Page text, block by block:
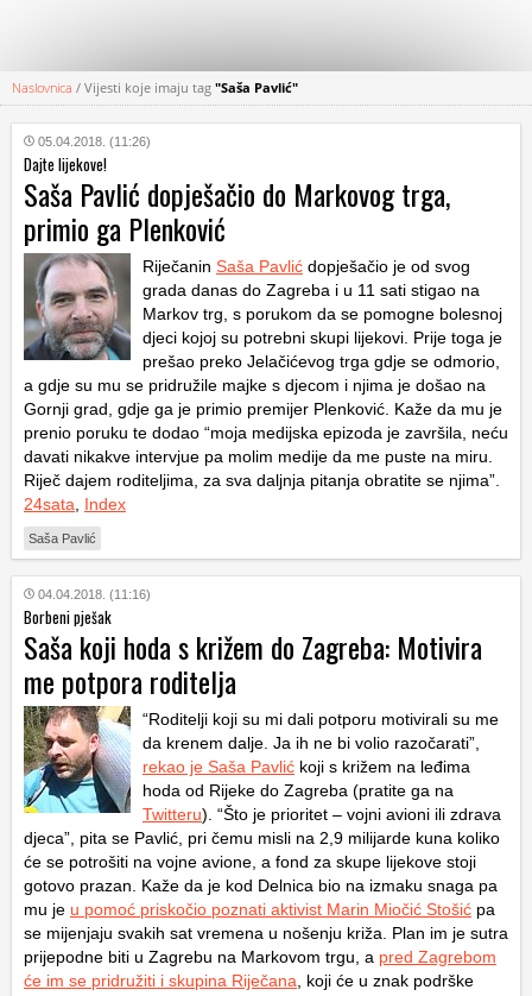
KATEGORIJE
HRVATSKI
WEB
Naslovnica / Vijesti koje imaju tag "Saša Pavlić"
05.04.2018. (11:26)
Dajte lijekove!
Saša Pavlić dopješačio do Markovog trga,
primio ga Plenković
Riječanin Saša Pavlić dopješačio je od svog
grada danas do Zagreba i u 11 sati stigao na
Markov trg, s porukom da se pomogne bolesnoj
djeci kojoj su potrebni skupi lijekovi. Prije toga je
prešao preko Jelačićevog trga gdje se odmorio,
a gdje su mu se pridružile majke s djecom i njima je došao na
Gornji grad, gdje ga je primio premijer Plenković. Kaže da mu je
prenio poruku te dodao “moja medijska epizoda je završila, neću
davati nikakve intervjue pa molim medije da me puste na miru.
Riječ dajem roditeljima, za sva daljnja pitanja obratite se njima”.
24sata
Index
Saša Pavlić
04.04.2018. (11:16)
Borbeni pješak
Saša koji hoda s križem do Zagreba: Motivira
me potpora roditelja
“Roditelji koji su mi dali potporu motivirali su me
da krenem dalje. Ja ih ne bi volio razočarati”,
rekao je Saša Pavlić koji s križem na leđima
hoda od Rijeke do Zagreba (pratite ga na
Twitteru). “Što je prioritet – vojni avioni ili zdrava
djeca”, pita se Pavlić, pri čemu misli na 2,9 milijarde kuna koliko
će se potrošiti na vojne avione, a fond za skupe lijekove stoji
gotovo prazan. Kaže da je kod Delnica bio na izmaku snaga pa
mu je u pomoć priskočio poznati aktivist Marin Miočić Stošić pa
se mijenjaju svakih sat vremena u nošenju križa. Plan im je sutra
prijepodne biti u Zagrebu na Markovom trgu, a pred Zagrebom
će im se pridružiti i skupina Riječana , koji će u znak podrške